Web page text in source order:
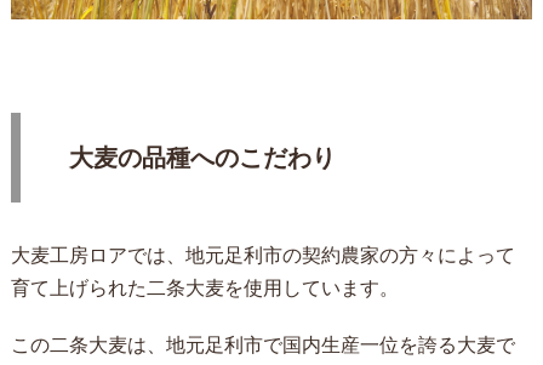
大麦の品種へのこだわり
大麦工房ロアでは、地元足利市の契約農家の方々によって
育て上げられた二条大麦を使用しています。
この二条大麦は、地元足利市で国内生産一位を誇る大麦で